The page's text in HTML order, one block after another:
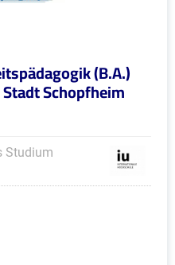
(B.A.)
Schopfheim
Studium